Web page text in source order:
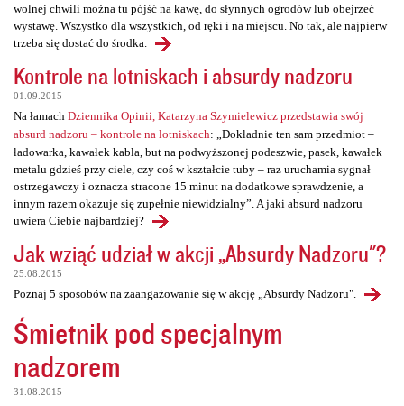
wolnej chwili można tu pójść na kawę, do słynnych ogrodów lub obejrzeć
wystawę. Wszystko dla wszystkich, od ręki i na miejscu. No tak, ale najpierw
trzeba się dostać do środka.
Kontrole na lotniskach i absurdy nadzoru
01.09.2015
Na łamach Dziennika Opinii, Katarzyna Szymielewicz przedstawia swój
absurd nadzoru – kontrole na lotniskach: „Dokładnie ten sam przedmiot –
ładowarka, kawałek kabla, but na podwyższonej podeszwie, pasek, kawałek
metalu gdzieś przy ciele, czy coś w kształcie tuby – raz uruchamia sygnał
ostrzegawczy i oznacza stracone 15 minut na dodatkowe sprawdzenie, a
innym razem okazuje się zupełnie niewidzialny”. A jaki absurd nadzoru
uwiera Ciebie najbardziej?
Jak wziąć udział w akcji „Absurdy Nadzoru"?
25.08.2015
Poznaj 5 sposobów na zaangażowanie się w akcję „Absurdy Nadzoru".
Śmietnik pod specjalnym
nadzorem
31.08.2015